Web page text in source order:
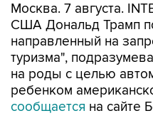
Москва. 7 августа.
США Дональд Трамп
направленный на
туризма",
на роды с целью
ребенком
сообщается на сайте